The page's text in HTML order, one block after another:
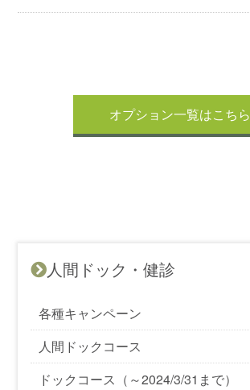
オプション一覧はこちら
人間ドック・健診
各種キャンペーン
人間ドックコース
ドックコース（～2024/3/31まで）